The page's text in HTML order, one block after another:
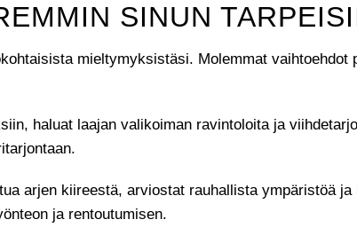
SINUN
mieltymyksistäsi. Molemmat vaihtoehdot
haluat laajan valikoiman ravintoloita ja
arjen kiireestä, arviostat rauhallista ympäristöä
ja rentoutumisen.